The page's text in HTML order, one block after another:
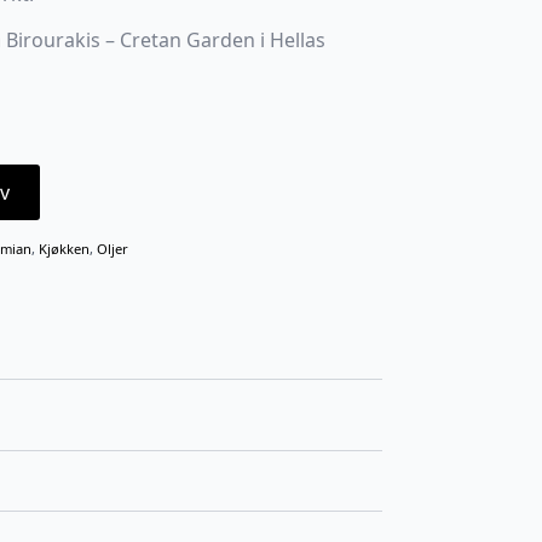
– Cretan Garden i Hellas
, Kjøkken, Oljer